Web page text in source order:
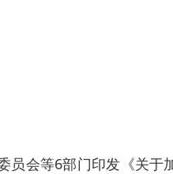
员会等6部门印发《关